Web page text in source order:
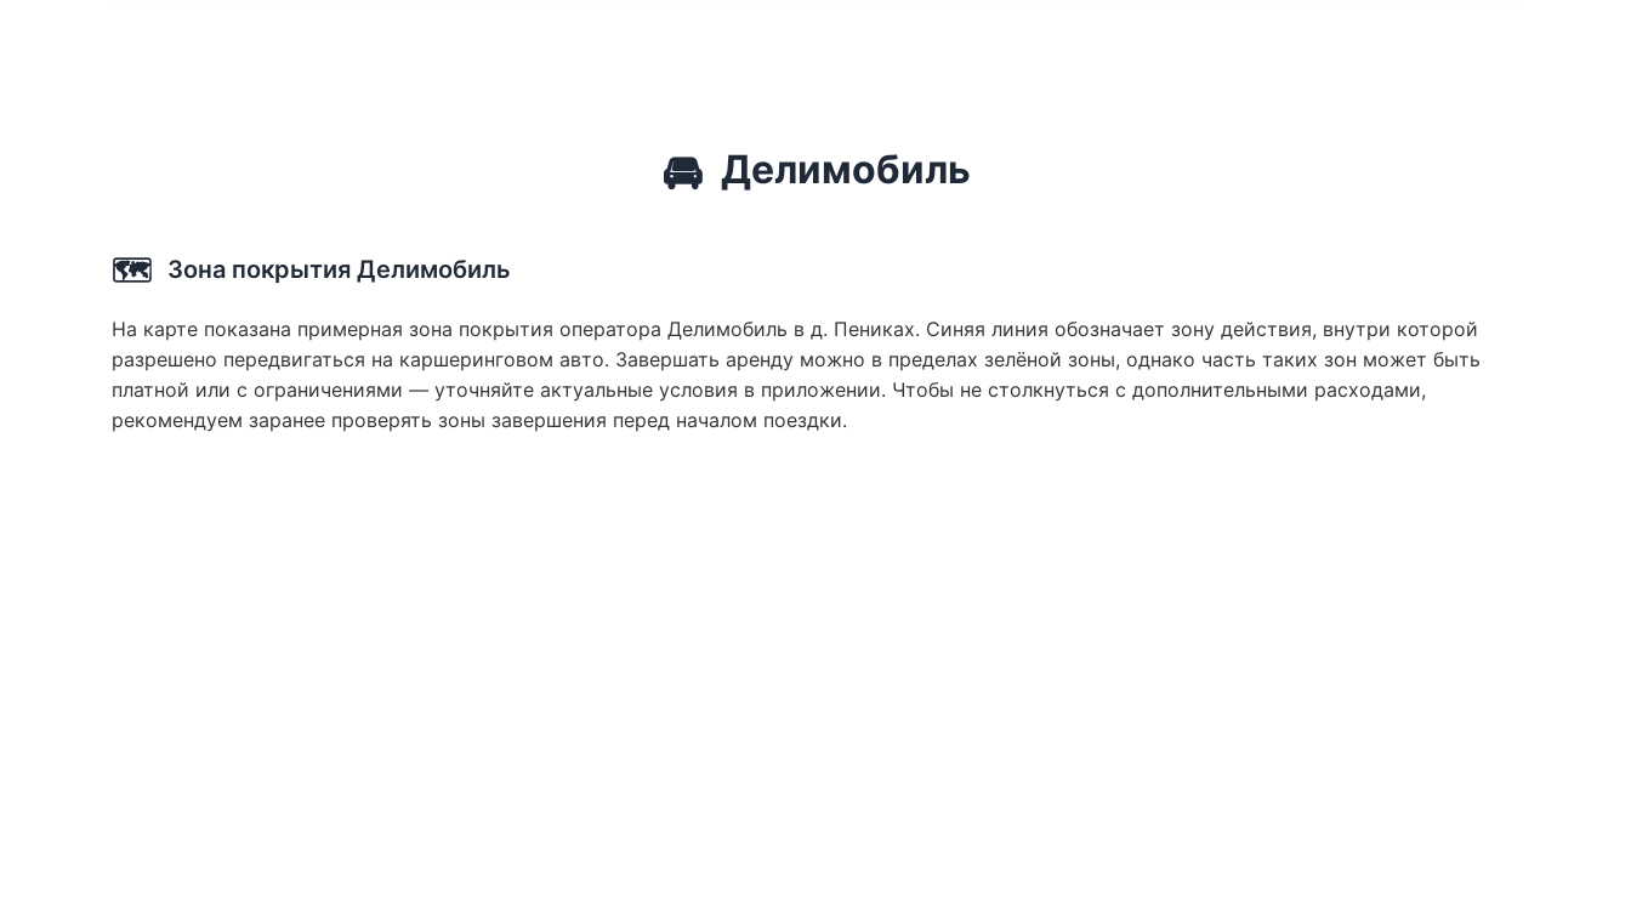
🚘 Делимобиль
🗺️ Зона покрытия Делимобиль
На карте показана примерная зона покрытия оператора Делимобиль в д. Пениках. Синяя линия обозначает зону действия, внутри которой
разрешено передвигаться на каршеринговом авто. Завершать аренду можно в пределах зелёной зоны, однако часть таких зон может быть
платной или с ограничениями — уточняйте актуальные условия в приложении. Чтобы не столкнуться с дополнительными расходами,
рекомендуем заранее проверять зоны завершения перед началом поездки.